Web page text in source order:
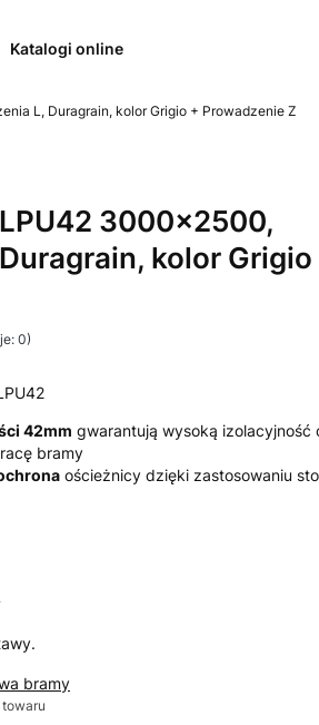
Katalogi online
L, Duragrain, kolor Grigio + Prowadzenie Z
3000x2500,
kolor Grigio
0)
42mm gwarantują wysoką izolacyjność
bramy
ościeżnicy dzięki zastosowaniu
bramy